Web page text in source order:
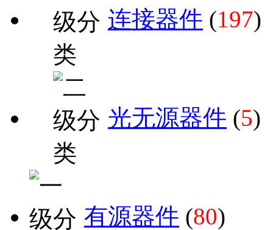
连接器件 (197)
光无源器件 (5)
有源器件 (80)